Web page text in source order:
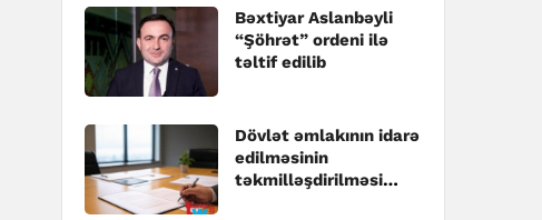
Bəxtiyar Aslanbəyli
“Şöhrət” ordeni ilə
təltif edilib
Dövlət əmlakının idarə
edilməsinin
təkmilləşdirilməsi